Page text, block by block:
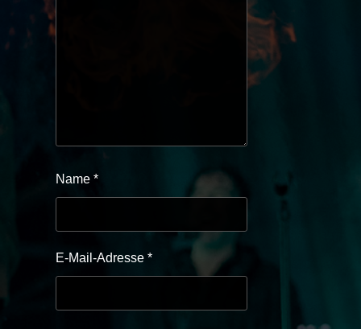
Name *
E-Mail-Adresse *